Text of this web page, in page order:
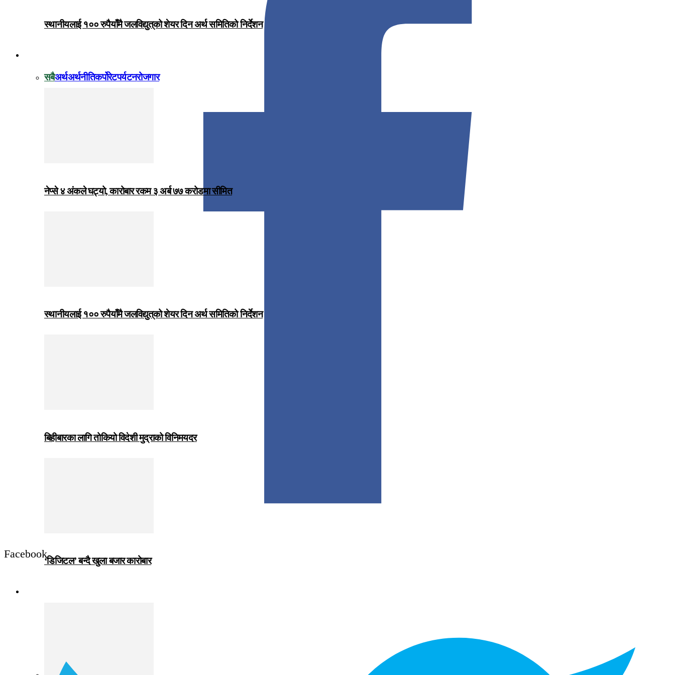
स्थानीयलाई १०० रुपैयाँमै जलविद्युत्‌को शेयर दिन अर्थ समितिको निर्देशन
सबैअर्थअर्थनीतिकर्पोरेटपर्यटनरोजगार
नेप्से ४ अंकले घट्यो, कारोबार रकम ३ अर्ब ७७ करोडमा सीमित
स्थानीयलाई १०० रुपैयाँमै जलविद्युत्‌को शेयर दिन अर्थ समितिको निर्देशन
बिहीबारका लागि तोकियो विदेशी मुद्राको विनिमयदर
‘डिजिटल’ बन्दै खुला बजार कारोबार
Facebook